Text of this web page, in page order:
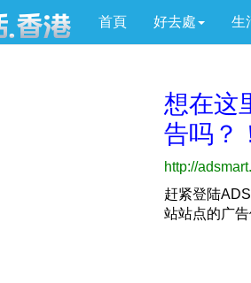
首頁 好去處 生